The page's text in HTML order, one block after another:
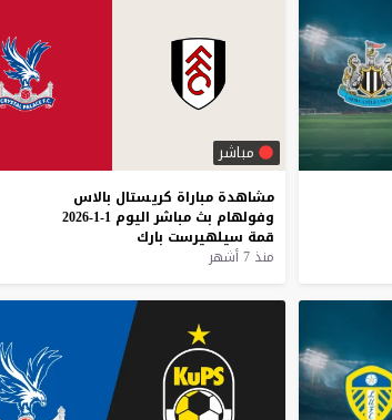
مباشر
مشاهدة مباراة كريستال بالاس
وفولهام بث مباشر اليوم 1-1-2026
قمة سيلهيرست بارك
منذ 7 أشهر